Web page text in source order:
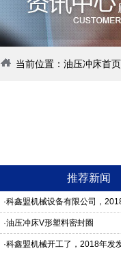
当前位置： 油压冲床首页
推荐新闻
·科鑫盟机械设备有限公司，
馆3G24号，欢迎新老客户莅临参
·油压冲床V形塑料密封圈
·科鑫盟机械开工了，2018年发